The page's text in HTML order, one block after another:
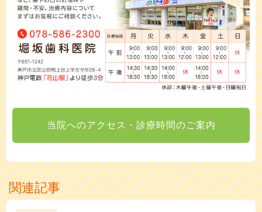
当院へのアクセス・診療時間のご案内
関連記事